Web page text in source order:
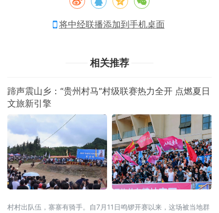
将中经联播添加到手机桌面
相关推荐
蹄声震山乡：“贵州村马”村级联赛热力全开 点燃夏日
文旅新引擎
村村出队伍，寨寨有骑手。自7月11日鸣锣开赛以来，这场被当地群